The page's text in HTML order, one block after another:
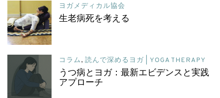
ヨガメディカル協会
生老病死を考える
コラム, 読んで深めるヨガ | YOGA THERAPY
うつ病とヨガ：最新エビデンスと実践
アプローチ